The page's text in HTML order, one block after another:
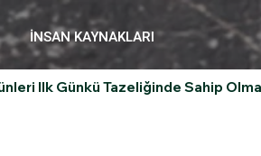
İNSAN KAYNAKLARI
Ilk Günkü Tazeliğinde Sahip